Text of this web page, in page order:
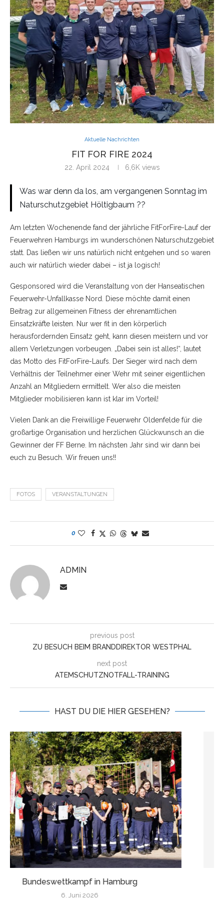
Aktuelle Nachrichten
FIT FOR FIRE 2024
22. April 2024 6,6Kviews
Was war denn da los, am vergangenen Sonntag im
Naturschutzgebiet Höltigbaum ??
Am letzten Wochenende fand der jährliche FitForFire-Lauf der
Feuerwehren Hamburgs im wunderschönen Naturschutzgebiet
statt. Das ließen wir uns natürlich nicht entgehen und so waren
auch wir natürlich wieder dabei – ist ja logisch!
Gesponsored wird die Veranstaltung von der Hanseatischen
Feuerwehr-Unfallkasse Nord. Diese möchte damit einen
Beitrag zur allgemeinen Fitness der ehrenamtlichen
Einsatzkräfte leisten. Nur wer fit in den körperlich
herausfordernden Einsatz geht, kann diesen meistern und vor
allem Verletzungen vorbeugen. „Dabei sein ist alles!“, lautet
das Motto des FitForFire-Laufs. Der Sieger wird nach dem
Verhältnis der Teilnehmer einer Wehr mit seiner eigentlichen
Anzahl an Mitgliedern ermittelt. Wer also die meisten
Mitglieder mobilisieren kann ist klar im Vorteil!
Vielen Dank an die Freiwillige Feuerwehr Oldenfelde für die
großartige Organisation und herzlichen Glückwunsch an die
Gewinner der FF Berne. Im nächsten Jahr sind wir dann bei
euch zu Besuch. Wir freuen uns!!
FOTOS VERANSTALTUNGEN
0
ADMIN
previous post
ZU BESUCH BEIM BRANDDIREKTOR WESTPHAL
next post
ATEMSCHUTZNOTFALL-TRAINING
HAST DU DIE HIER GESEHEN?
Wir fahren nach Finnland!
17. Mai 2026